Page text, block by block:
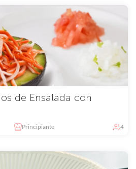
de Ensalada con
Principiante 4